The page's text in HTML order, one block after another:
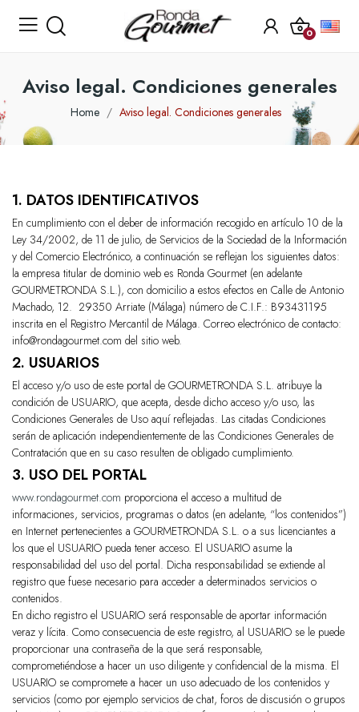
0
Aviso legal. Condiciones generales
Home Aviso legal. Condiciones generales
1. DATOS IDENTIFICATIVOS
En cumplimiento con el deber de información recogido en artículo 10 de la
Ley 34/2002, de 11 de julio, de Servicios de la Sociedad de la Información
y del Comercio Electrónico, a continuación se reflejan los siguientes datos:
la empresa titular de dominio web es Ronda Gourmet (en adelante
GOURMETRONDA S.L.), con domicilio a estos efectos en Calle de Antonio
Machado, 12. 29350 Arriate (Málaga) número de C.I.F.: B93431195
inscrita en el Registro Mercantil de Málaga. Correo electrónico de contacto:
info@rondagourmet.com del sitio web.
2. USUARIOS
El acceso y/o uso de este portal de GOURMETRONDA S.L. atribuye la
condición de USUARIO, que acepta, desde dicho acceso y/o uso, las
Condiciones Generales de Uso aquí reflejadas. Las citadas Condiciones
serán de aplicación independientemente de las Condiciones Generales de
Contratación que en su caso resulten de obligado cumplimiento.
3. USO DEL PORTAL
www.rondagourmet.com proporciona el acceso a multitud de
informaciones, servicios, programas o datos (en adelante, “los contenidos”)
en Internet pertenecientes a GOURMETRONDA S.L. o a sus licenciantes a
los que el USUARIO pueda tener acceso. El USUARIO asume la
responsabilidad del uso del portal. Dicha responsabilidad se extiende al
registro que fuese necesario para acceder a determinados servicios o
contenidos.
En dicho registro el USUARIO será responsable de aportar información
veraz y lícita. Como consecuencia de este registro, al USUARIO se le puede
proporcionar una contraseña de la que será responsable,
comprometiéndose a hacer un uso diligente y confidencial de la misma. El
USUARIO se compromete a hacer un uso adecuado de los contenidos y
servicios (como por ejemplo servicios de chat, foros de discusión o grupos